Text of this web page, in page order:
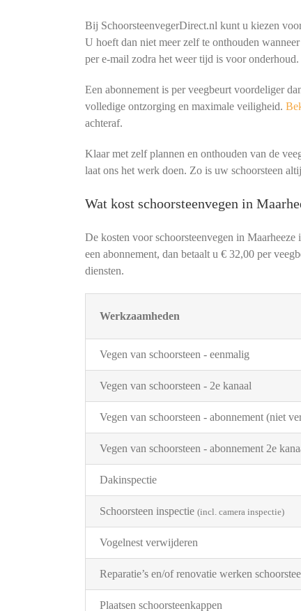
Bij SchoorsteenvegerDirect.nl kunt u kiezen
U hoeft dan niet meer zelf te onthouden
per e-mail zodra het weer tijd is voor onderhoud.
Een abonnement is per veegbeurt voordeliger
volledige ontzorging en maximale veiligheid.
achteraf.
Klaar met zelf plannen en onthouden van de
laat ons het werk doen. Zo is uw schoorsteen
Wat kost schoorsteenvegen in
De kosten voor schoorsteenvegen in Maarheeze
een abonnement, dan betaalt u € 32,00 per
diensten.
Werkzaamheden
Vegen van schoorsteen - eenmalig
Vegen van schoorsteen - 2e kanaal
Vegen van schoorsteen - abonnement (niet
Vegen van schoorsteen - abonnement 2e
Dakinspectie
Schoorsteen inspectie (incl. camera inspectie)
Vogelnest verwijderen
Reparatie’s en/of renovatie werken
Plaatsen schoorsteenkappen